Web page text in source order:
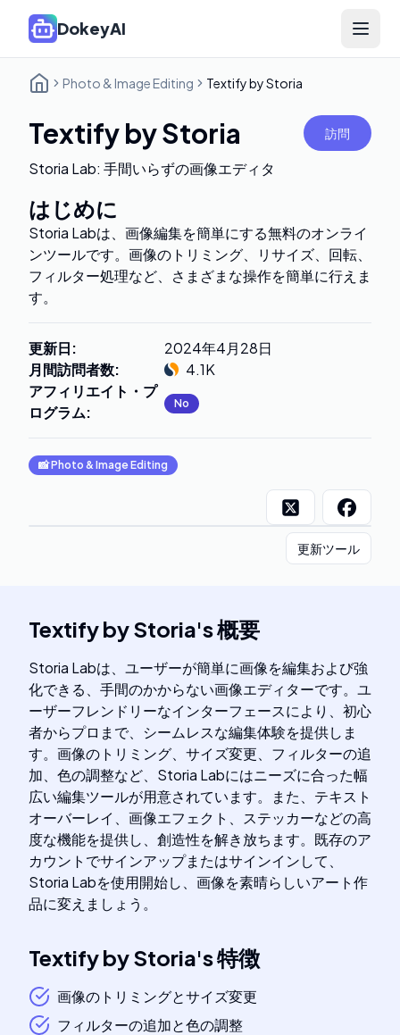
DokeyAI Open
Photo & Image Editing Textify by Storia
Textify by Storia 訪問
Storia Lab: 手間いらずの画像エディタ
はじめに
Storia Labは、画像編集を簡単にする無料のオンライ
ンツールです。画像のトリミング、リサイズ、回転、
フィルター処理など、さまざまな操作を簡単に行えま
す。
更新日:
2024年4月28日
月間訪問者数:
4.1K
アフィリエイト・プ
ログラム: No
📸Photo & Image Editing
更新ツール
Textify by Storia's概要
Storia Labは、ユーザーが簡単に画像を編集および強
化できる、手間のかからない画像エディターです。ユ
ーザーフレンドリーなインターフェースにより、初心
者からプロまで、シームレスな編集体験を提供しま
す。画像のトリミング、サイズ変更、フィルターの追
加、色の調整など、Storia Labにはニーズに合った幅
広い編集ツールが用意されています。また、テキスト
オーバーレイ、画像エフェクト、ステッカーなどの高
度な機能を提供し、創造性を解き放ちます。既存のア
カウントでサインアップまたはサインインして、
Storia Labを使用開始し、画像を素晴らしいアート作
品に変えましょう。
Textify by Storia's特徴
画像のトリミングとサイズ変更
フィルターの追加と色の調整